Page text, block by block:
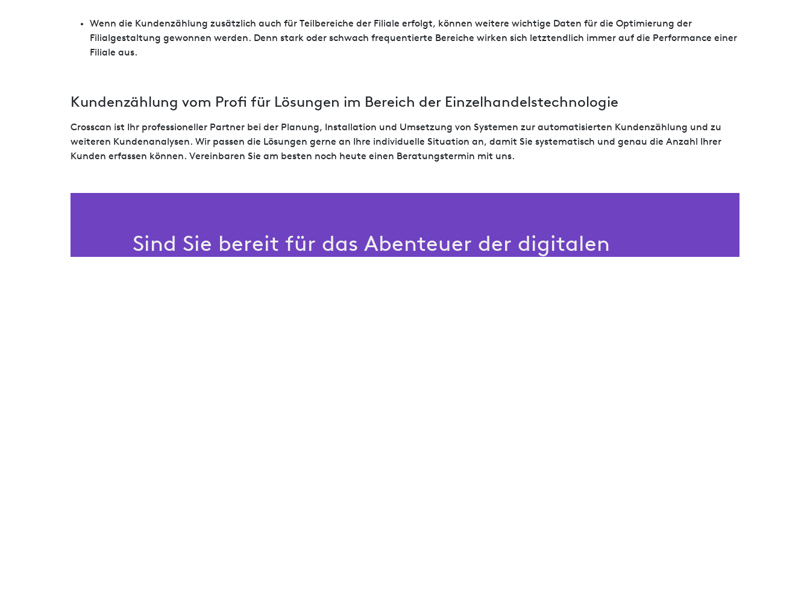
Wenn die Kundenzählung zusätzlich auch für Teilbereiche der Filiale erfolgt, können weitere wichtige Daten für die Optimierung der
Filialgestaltung gewonnen werden. Denn stark oder schwach frequentierte Bereiche wirken sich letztendlich immer auf die Performance einer
Filiale aus.
Kundenzählung vom Profi für Lösungen im Bereich der Einzelhandelstechnologie
Crosscan ist Ihr professioneller Partner bei der Planung, Installation und Umsetzung von Systemen zur automatisierten Kundenzählung und zu
weiteren Kundenanalysen. Wir passen die Lösungen gerne an Ihre individuelle Situation an, damit Sie systematisch und genau die Anzahl Ihrer
Kunden erfassen können. Vereinbaren Sie am besten noch heute einen Beratungstermin mit uns.
Sind Sie bereit für das Abenteuer der digitalen